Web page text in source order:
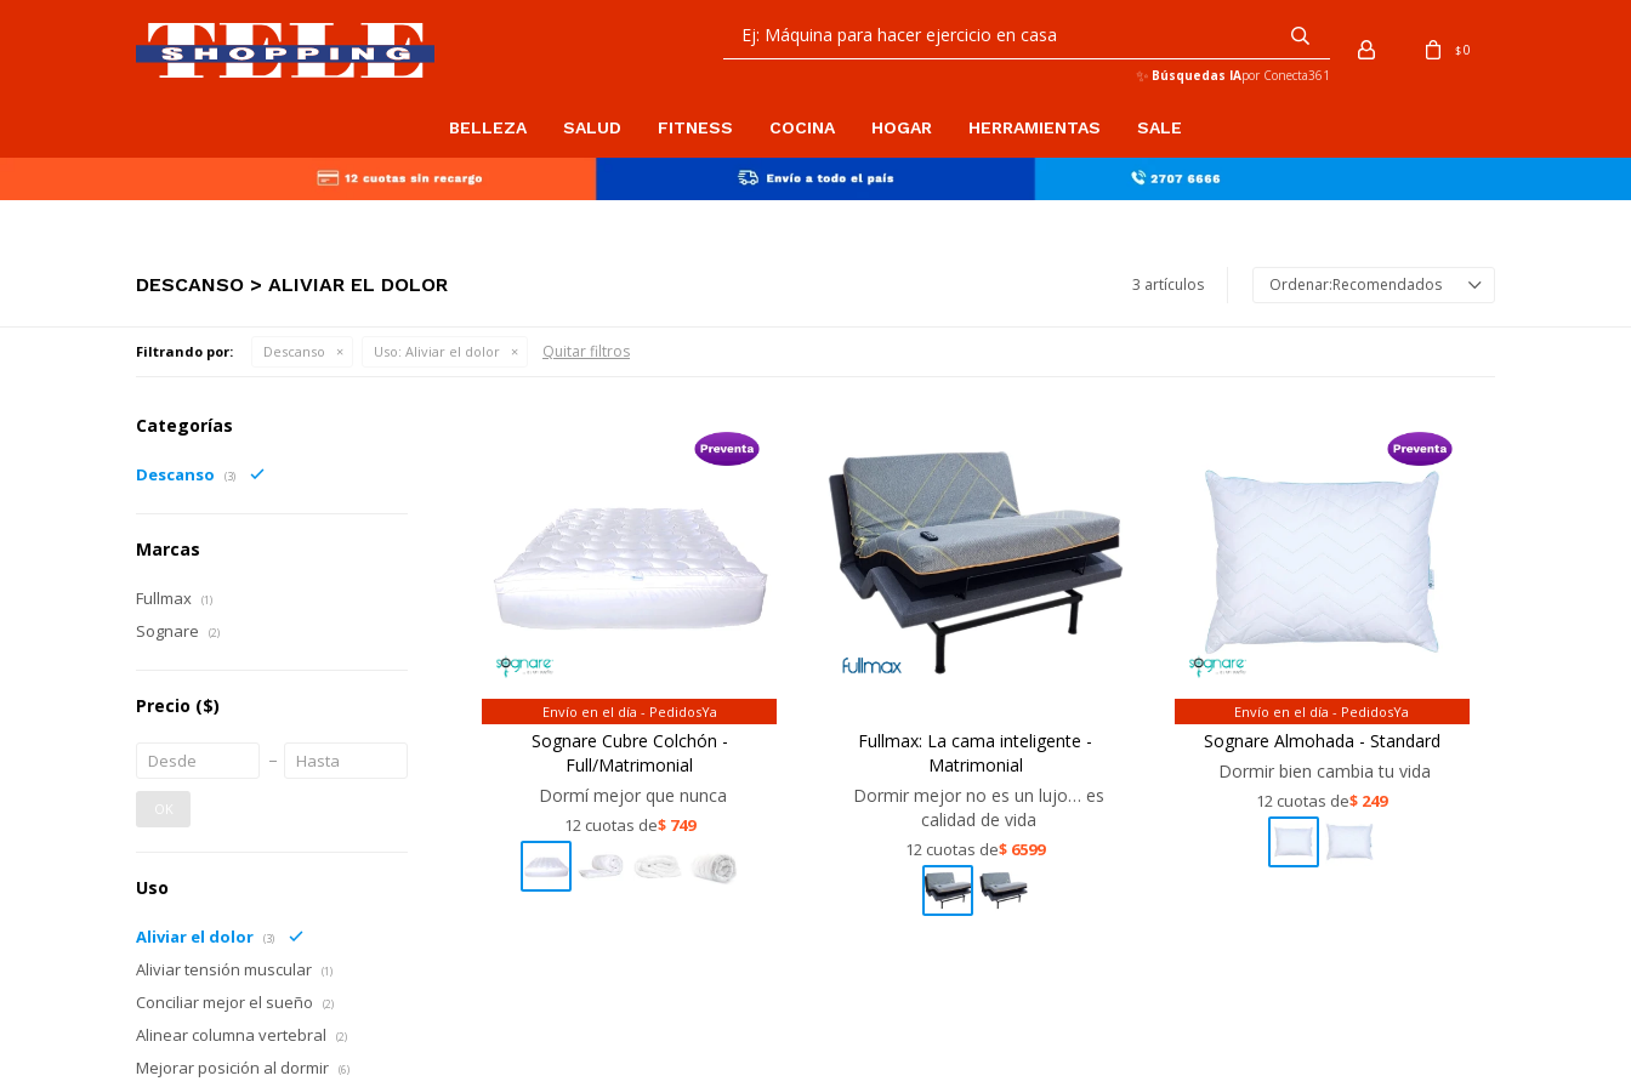
BELLEZA SALUD FITNESS COCINA HOGAR HERRAMIENTAS SALE
✨ Búsquedas IApor Conecta361
$0
DESCANSO > ALIVIAR EL DOLOR 3 artículos Recomendados
Filtrando por: Descanso Uso: Aliviar el dolor Quitar filtros
Envío en el día - PedidosYa
Sognare Cubre Colchón -
Full/Matrimonial
Dormí mejor que nunca
12 cuotas de$ 749
Fullmax: La cama inteligente -
Matrimonial
Dormir mejor no es un lujo… es
calidad de vida
12 cuotas de$ 6599
Envío en el día - PedidosYa
Sognare Almohada - Standard
Dormir bien cambia tu vida
12 cuotas de$ 249
Categorías
Descanso (3)
Marcas
Fullmax (1)
Sognare (2)
Precio ($)
OK
Uso
Aliviar el dolor (3)
Aliviar tensión muscular (1)
Conciliar mejor el sueño (2)
Alinear columna vertebral (2)
Mejorar posición al dormir (6)